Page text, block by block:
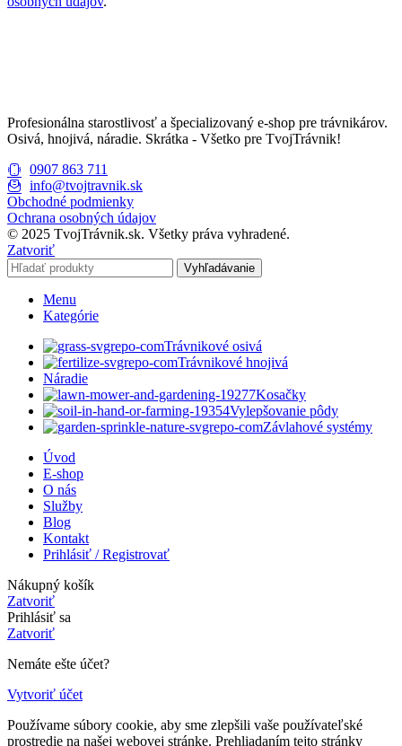
Profesionálna starostlivosť a špecializovaný e-shop pre trávnikárov.
Osivá, hnojivá, náradie. Skrátka - Všetko pre TvojTrávnik!
0907 863 711
info@tvojtravnik.sk
Obchodné podmienky
Ochrana osobných údajov
© 2025 TvojTrávnik.sk. Všetky práva vyhradené.
Zatvoriť
Vyhľadávanie
Menu
Kategórie
Trávnikové osivá
Trávnikové hnojivá
Náradie
Kosačky
Vylepšovanie pôdy
Závlahové systémy
Úvod
E-shop
O nás
Služby
Blog
Kontakt
Prihlásiť / Registrovať
Nákupný košík
Zatvoriť
Prihlásiť sa
Zatvoriť
Nemáte ešte účet?
Vytvoriť účet
Používame súbory cookie, aby sme zlepšili vaše používateľské
prostredie na našej webovej stránke. Prehliadaním tejto stránky